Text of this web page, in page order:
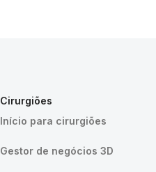
Cirurgiões
Início para cirurgiões
Gestor de negócios 3D